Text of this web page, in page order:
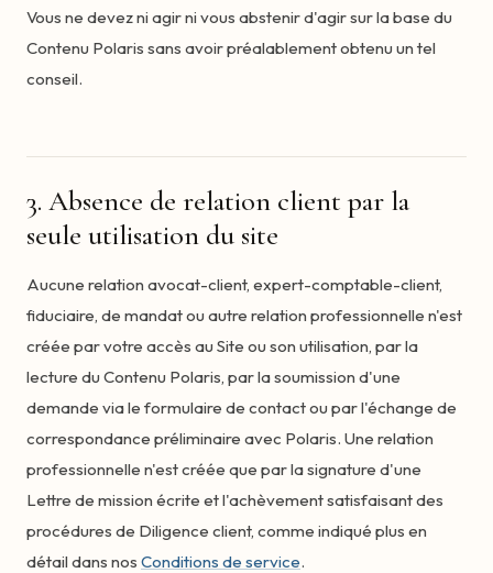
Vous ne devez ni agir ni vous abstenir d'agir sur la base du
Contenu Polaris sans avoir préalablement obtenu un tel
conseil.
3. Absence de relation client par la
seule utilisation du site
Aucune relation avocat-client, expert-comptable-client,
fiduciaire, de mandat ou autre relation professionnelle n'est
créée par votre accès au Site ou son utilisation, par la
lecture du Contenu Polaris, par la soumission d'une
demande via le formulaire de contact ou par l'échange de
correspondance préliminaire avec Polaris. Une relation
professionnelle n'est créée que par la signature d'une
Lettre de mission écrite et l'achèvement satisfaisant des
procédures de Diligence client, comme indiqué plus en
détail dans nos Conditions de service.